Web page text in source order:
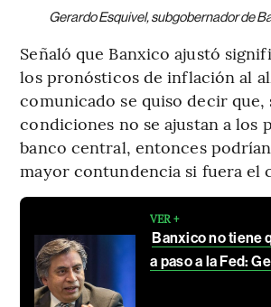
Gerardo Esquivel, subgobernador de
Señaló que Banxico ajustó
los pronósticos de inflación al
comunicado se quiso decir que,
condiciones no se ajustan a los
banco central, entonces
mayor contundencia si fuera el
VER +
Banxico no tiene
a paso a la Fed: